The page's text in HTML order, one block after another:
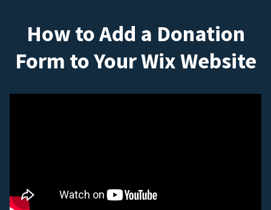
How to Add a Donation
Form to Your Wix Website